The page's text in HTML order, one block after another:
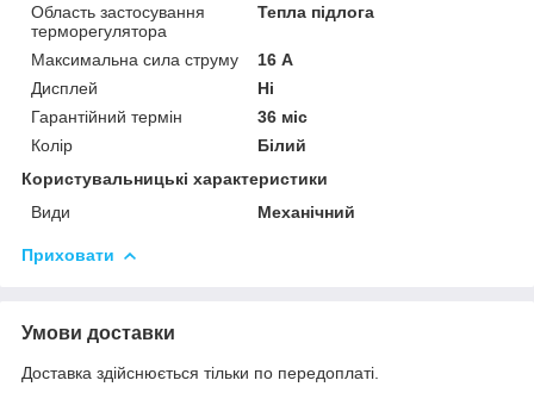
Область застосування
терморегулятора
Тепла підлога
Максимальна сила струму
16 А
Дисплей
Ні
Гарантійний термін
36 міс
Колір
Білий
Користувальницькі характеристики
Види
Механічний
Приховати
Умови доставки
Доставка здійснюється тільки по передоплаті.